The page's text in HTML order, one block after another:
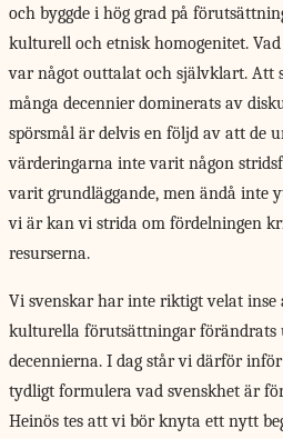
och byggde i hög grad på
kulturell och etnisk homogenitet.
var något outtalat och självklart. Att
många decennier dominerats av
spörsmål är delvis en följd av att de
värderingarna inte varit någon
varit grundläggande, men ändå inte
vi är kan vi strida om fördelningen
resurserna.
Vi svenskar har inte riktigt velat inse
kulturella förutsättningar förändrats
decennierna. I dag står vi därför
tydligt formulera vad svenskhet är
Heinös tes att vi bör knyta ett nytt